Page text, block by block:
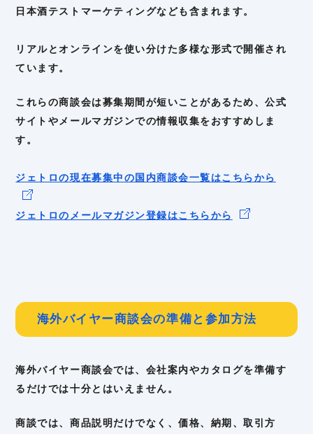
日本酒テストマーケティングなども含まれます。
リアルとオンラインを使い分けた多様な形式で開催され
ています。
これらの商談会は募集期間が短いことがあるため、公式
サイトやメールマガジンでの情報収集をおすすめしま
す。
ジェトロの現在募集中の国内商談会一覧はこちらから
ジェトロのメールマガジン登録はこちらから
海外バイヤー商談会の準備と参加方法
海外バイヤー商談会では、会社案内やカタログを準備す
るだけでは十分とはいえません。
商談では、商品説明だけでなく、価格、納期、取引方